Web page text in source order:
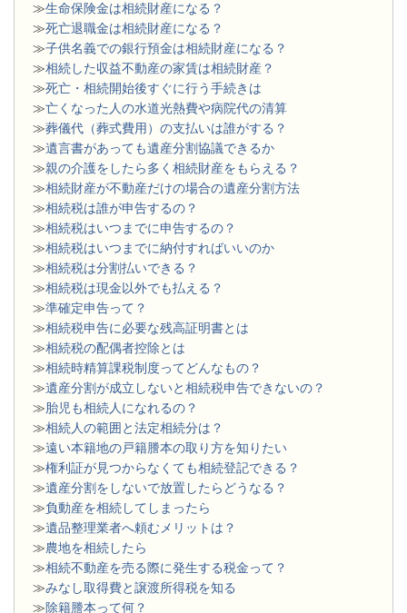
≫生命保険金は相続財産になる？
≫死亡退職金は相続財産になる？
≫子供名義での銀行預金は相続財産になる？
≫相続した収益不動産の家賃は相続財産？
≫死亡・相続開始後すぐに行う手続きは
≫亡くなった人の水道光熱費や病院代の清算
≫葬儀代（葬式費用）の支払いは誰がする？
≫遺言書があっても遺産分割協議できるか
≫親の介護をしたら多く相続財産をもらえる？
≫相続財産が不動産だけの場合の遺産分割方法
≫相続税は誰が申告するの？
≫相続税はいつまでに申告するの？
≫相続税はいつまでに納付すればいいのか
≫相続税は分割払いできる？
≫相続税は現金以外でも払える？
≫準確定申告って？
≫相続税申告に必要な残高証明書とは
≫相続税の配偶者控除とは
≫相続時精算課税制度ってどんなもの？
≫遺産分割が成立しないと相続税申告できないの？
≫胎児も相続人になれるの？
≫相続人の範囲と法定相続分は？
≫遠い本籍地の戸籍謄本の取り方を知りたい
≫権利証が見つからなくても相続登記できる？
≫遺産分割をしないで放置したらどうなる？
≫負動産を相続してしまったら
≫遺品整理業者へ頼むメリットは？
≫農地を相続したら
≫相続不動産を売る際に発生する税金って？
≫みなし取得費と譲渡所得税を知る
≫除籍謄本って何？